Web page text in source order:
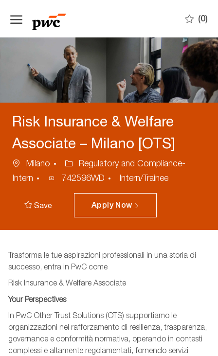
(0)
Risk Insurance & Welfare
Associate – Milano [OTS]
Location
Milano Category
Regulatory and Compliance-
Intern
Process
742596WD Intern/Trainee
Save Apply Now
Trasforma le tue aspirazioni professionali in una storia di
successo, entra in PwC come
Risk Insurance & Welfare Associate
Your Perspectives
In PwC Other Trust Solutions (OTS) supportiamo le
organizzazioni nel rafforzamento di resilienza, trasparenza,
governance e conformità normativa, operando in contesti
complessi e altamente regolamentati, fornendo servizi